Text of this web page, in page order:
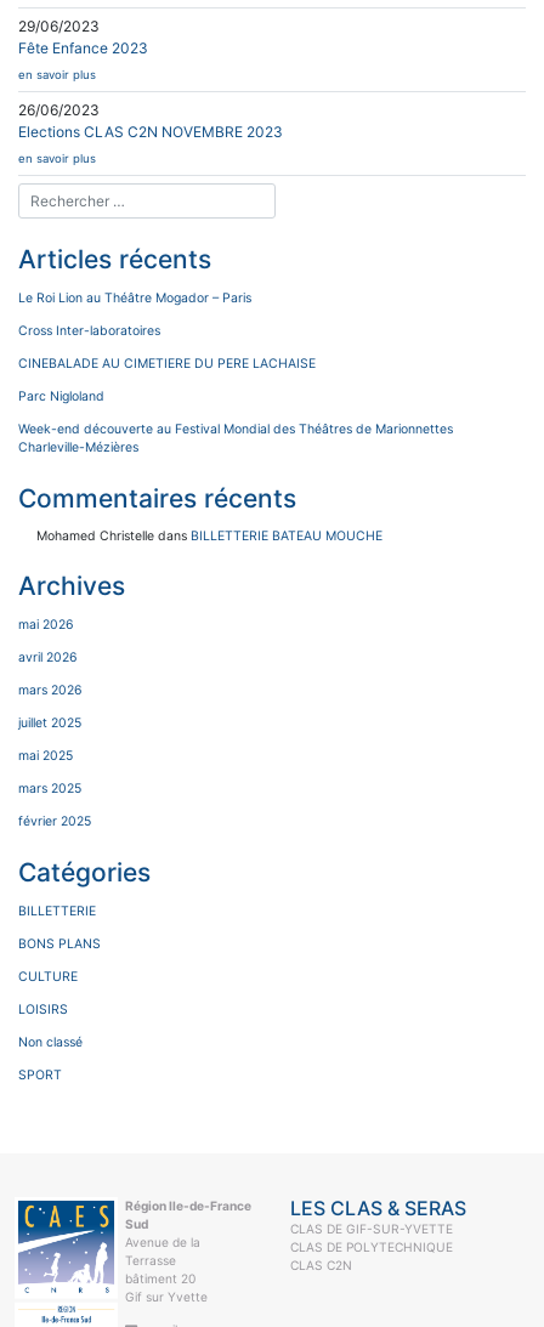
29/06/2023
Fête Enfance 2023
en savoir plus
26/06/2023
Elections CLAS C2N NOVEMBRE 2023
en savoir plus
Articles récents
Le Roi Lion au Théâtre Mogador – Paris
Cross Inter-laboratoires
CINEBALADE AU CIMETIERE DU PERE LACHAISE
Parc Nigloland
Week-end découverte au Festival Mondial des Théâtres de Marionnettes
Charleville-Mézières
Commentaires récents
Mohamed Christelle dans BILLETTERIE BATEAU MOUCHE
Archives
mai 2026
avril 2026
mars 2026
juillet 2025
mai 2025
mars 2025
février 2025
Catégories
BILLETTERIE
BONS PLANS
CULTURE
LOISIRS
Non classé
SPORT
Région Ile-de-France
Sud
Avenue de la
Terrasse
bâtiment 20
Gif sur Yvette
LES CLAS & SERAS
CLAS DE GIF-SUR-YVETTE
CLAS DE POLYTECHNIQUE
CLAS C2N